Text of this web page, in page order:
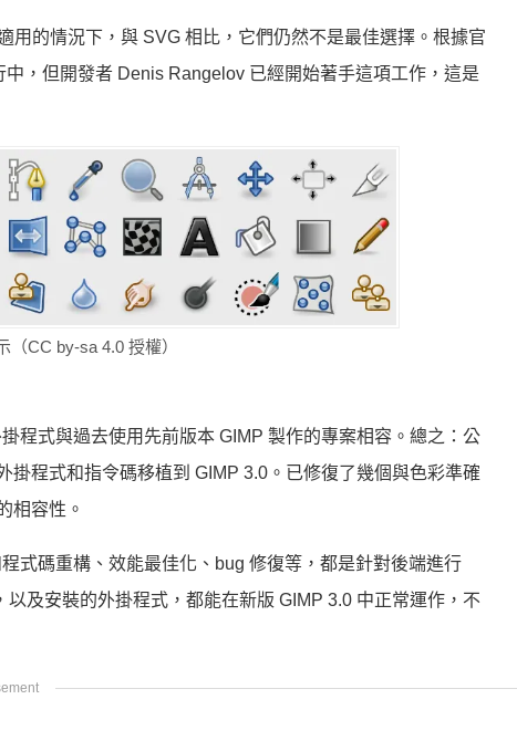
的情況下，與 SVG 相比，它們仍然不是最佳選擇。根據官
，但開發者 Denis Rangelov 已經開始著手這項工作，這是
CC by-sa 4.0 授權）
程式與過去使用先前版本 GIMP 製作的專案相容。總之：公
掛程式和指令碼移植到 GIMP 3.0。已修復了幾個與色彩準確
相容性。
式碼重構、效能最佳化、bug 修復等，都是針對後端進行
及安裝的外掛程式，都能在新版 GIMP 3.0 中正常運作，不